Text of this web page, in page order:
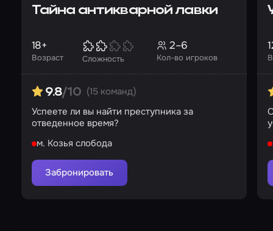
Тайна антикварной лавки
Возраст
18+
Сложность Кол-во игроков
2–6
9.8/10 (15 команд)
Успеете ли вы найти преступника за
отведенное время?
м. Козья слобода
Забронировать